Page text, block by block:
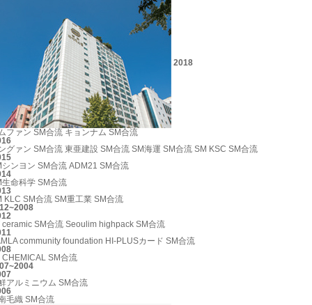
2018
ファン SM合流 キョンナム SM合流
グァン SM合流 東亜建設 SM合流 SM海運 SM合流 SM KSC SM合流
シンヨン SM合流 ADM21 SM合流
生命科学 SM合流
KLC SM合流 SM重工業 SM合流
ceramic SM合流 Seoulim highpack SM合流
community foundation HI-PLUSカード SM合流
CHEMICAL SM合流
アルミニウム SM合流
毛織 SM合流